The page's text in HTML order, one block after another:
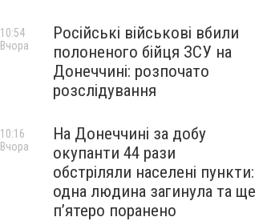
Російські військові вбили
полоненого бійця ЗСУ на
Донеччині: розпочато
розслідування
10:54
Вчора
На Донеччині за добу
окупанти 44 рази
обстріляли населені пункти:
одна людина загинула та ще
пʼятеро поранено
10:16
Вчора